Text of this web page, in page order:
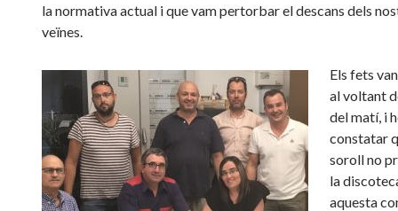
la normativa actual i que vam pertorbar el descans dels
veïnes.
Els fets
al voltant
del matí, i
constatar
soroll no
la
aquesta